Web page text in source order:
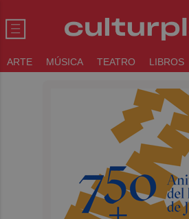
ARTE MÚSICA TEATRO LIBROS